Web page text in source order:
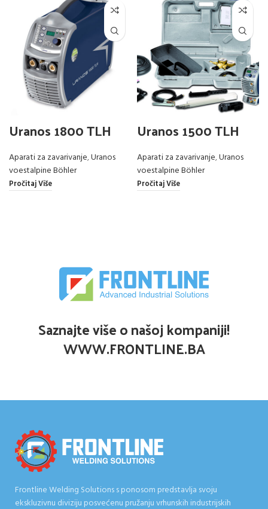
Uranos 1800 TLH
Aparati za zavarivanje,Uranos
voestalpine Böhler
Pročitaj Više
Uranos 1500 TLH
Aparati za zavarivanje,Uranos
voestalpine Böhler
Pročitaj Više
Saznajte više o našoj kompaniji!
WWW.FRONTLINE.BA
Frontline Welding Solutions s ponosom predstavlja svoju
ekskluzivnu diviziju posvećenu pružanju vrhunskih industrijskih